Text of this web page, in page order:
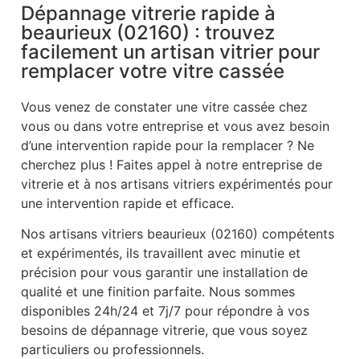
Dépannage vitrerie rapide à
beaurieux (02160) : trouvez
facilement un artisan vitrier pour
remplacer votre vitre cassée
Vous venez de constater une vitre cassée chez
vous ou dans votre entreprise et vous avez besoin
d’une intervention rapide pour la remplacer ? Ne
cherchez plus ! Faites appel à notre entreprise de
vitrerie et à nos artisans vitriers expérimentés pour
une intervention rapide et efficace.
Nos artisans vitriers beaurieux (02160) compétents
et expérimentés, ils travaillent avec minutie et
précision pour vous garantir une installation de
qualité et une finition parfaite. Nous sommes
disponibles 24h/24 et 7j/7 pour répondre à vos
besoins de dépannage vitrerie, que vous soyez
particuliers ou professionnels.